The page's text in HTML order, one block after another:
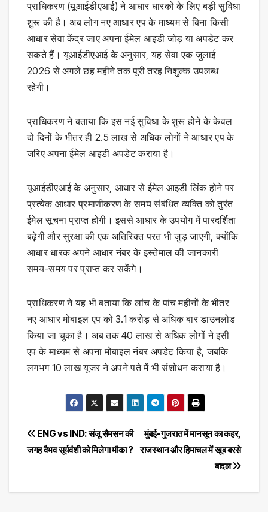
प्राधिकरण (यूआईडीएआई) ने आधार धारकों के लिए बड़ी सुविधा
शुरू की है। अब लोग नए आधार एप के माध्यम से बिना किसी
आधार सेवा केंद्र जाए अपना ईमेल आइडी जोड़ या अपडेट कर
सकते हैं। यूआईडीएआई के अनुसार, यह सेवा एक जुलाई
2026 से अगले छह महीने तक पूरी तरह निशुल्क उपलब्ध
रहेगी।
प्राधिकरण ने बताया कि इस नई सुविधा के शुरू होने के केवल
दो दिनों के भीतर ही 2.5 लाख से अधिक लोगों ने आधार एप के
जरिए अपना ईमेल आइडी अपडेट कराया है।
यूआईडीएआई के अनुसार, आधार से ईमेल आइडी लिंक होने पर
प्रत्येक आधार प्रमाणीकरण के समय संबंधित व्यक्ति को तुरंत
ईमेल सूचना प्राप्त होगी। इससे आधार के उपयोग में पारदर्शिता
बढ़ेगी और सुरक्षा की एक अतिरिक्त परत भी जुड़ जाएगी, क्योंकि
आधार धारक अपने आधार नंबर के इस्तेमाल की जानकारी
समय-समय पर प्राप्त कर सकेंगे।
प्राधिकरण ने यह भी बताया कि लांच के पांच महीनों के भीतर
नए आधार मोबाइल एप को 3.1 करोड़ से अधिक बार डाउनलोड
किया जा चुका है। अब तक 40 लाख से अधिक लोगों ने इसी
एप के माध्यम से अपना मोबाइल नंबर अपडेट किया है, जबकि
लगभग 10 लाख यूजर ने अपने पते में भी संशोधन कराया है।
Post
navigation
मुंबई-गुजरात में मानसून का कहर,
राजस्थान और हिमाचल में खूब बरसे
बादल
ENG vs IND: संजू सैमसन की
जगह वैभव सूर्यवंशी को मिलेगा मौका ?